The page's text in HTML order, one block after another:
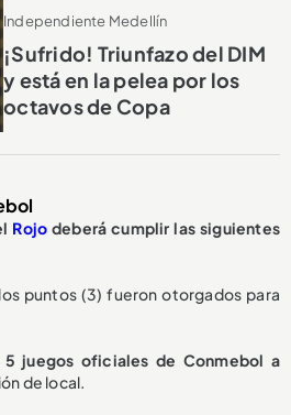
Independiente Medellín
¡Sufrido! Triunfazo del DIM
y está en la pelea por los
octavos de Copa
Rojo deberá cumplir las siguientes
puntos (3) fueron otorgados para
5 juegos oficiales de Conmebol a
de local.